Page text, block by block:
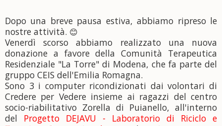
Dopo una breve pausa estiva, abbiamo ripreso le
nostre attività. 😊
Venerdì scorso abbiamo realizzato una nuova
donazione a favore della Comunità Terapeutica
Residenziale "La Torre" di Modena, che fa parte del
gruppo CEIS dell'Emilia Romagna.
Sono 3 i computer ricondizionati dai volontari di
Credere per Vedere insieme ai ragazzi del centro
socio-riabilitativo Zorella di Puianello, all'interno
del Progetto DEJAVU - Laboratorio di Riciclo e